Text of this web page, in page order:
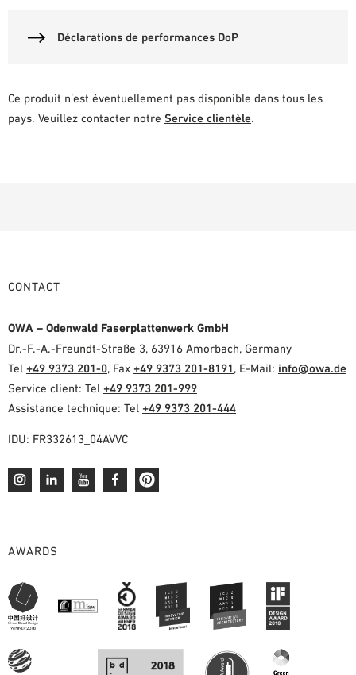
Déclarations de performances DoP
Ce produit n’est éventuellement pas disponible dans tous les
pays. Veuillez contacter notre Service clientèle.
CONTACT
OWA – Odenwald Faserplattenwerk GmbH
Dr.-F.-A.-Freundt-Straße 3, 63916 Amorbach, Germany
Tel +49 9373 201-0, Fax +49 9373 201-8191, E-Mail: info@owa.de
Service client: Tel +49 9373 201-999
Assistance technique: Tel +49 9373 201-444
IDU: FR332613_04AVVC
AWARDS